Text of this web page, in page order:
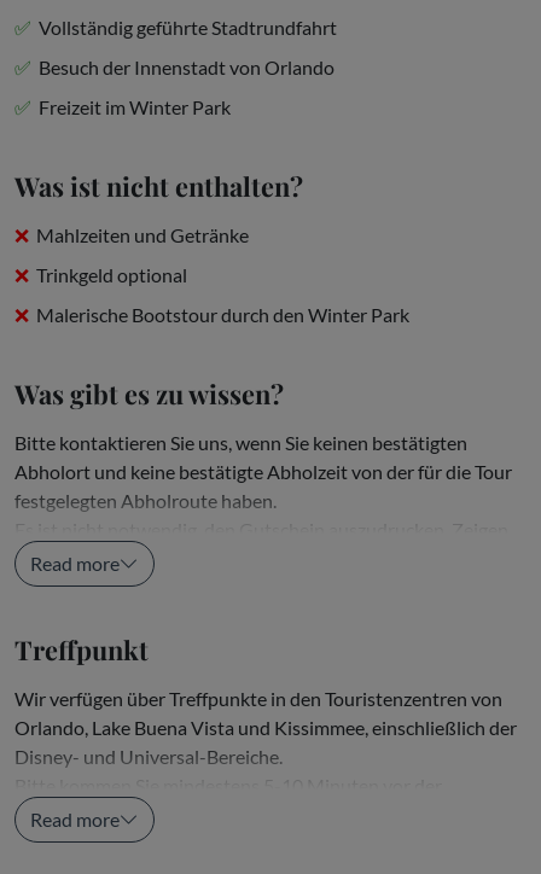
Vollständig geführte Stadtrundfahrt
Besuch der Innenstadt von Orlando
Freizeit im Winter Park
Was ist nicht enthalten?
Mahlzeiten und Getränke
Trinkgeld optional
Malerische Bootstour durch den Winter Park
Was gibt es zu wissen?
Bitte kontaktieren Sie uns, wenn Sie keinen bestätigten
Abholort und keine bestätigte Abholzeit von der für die Tour
festgelegten Abholroute haben.
Sie es dem Reiseleiter...
Read more
Treffpunkt
Wir verfügen über Treffpunkte in den Touristenzentren von
Orlando, Lake Buena Vista und Kissimmee, einschließlich der
Disney- und Universal-Bereiche.
Abfahrtszeit am Treffpunkt an....
Read more